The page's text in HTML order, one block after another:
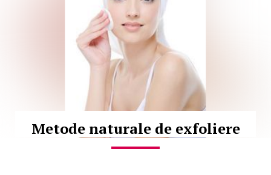
Metode naturale de exfoliere